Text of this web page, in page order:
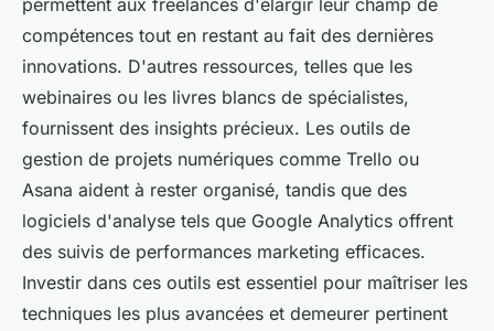
permettent aux freelances d'élargir leur champ de
compétences tout en restant au fait des dernières
innovations. D'autres ressources, telles que les
webinaires ou les livres blancs de spécialistes,
fournissent des insights précieux. Les outils de
gestion de projets numériques comme Trello ou
Asana aident à rester organisé, tandis que des
logiciels d'analyse tels que Google Analytics offrent
des suivis de performances marketing efficaces.
Investir dans ces outils est essentiel pour maîtriser les
techniques les plus avancées et demeurer pertinent